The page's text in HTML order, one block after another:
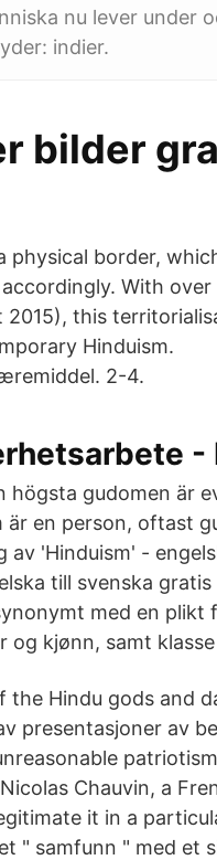
nu lever under
indier.
bilder
physical border,
With
2015), this
Hinduism.
2-4.
-
högsta gudomen är
en person, oftast
av 'Hinduism' -
till svenska gratis
med en
og kjønn, samt
the Hindu gods and
presentasjoner av
Chauvin, a
it in a
" samfunn " med et